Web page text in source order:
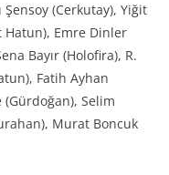
(Cerkutay), Yiğit
Hatun), Emre Dinler
Bayır (Holofira), R.
Fatih Ayhan
Selim
Murat Boncuk